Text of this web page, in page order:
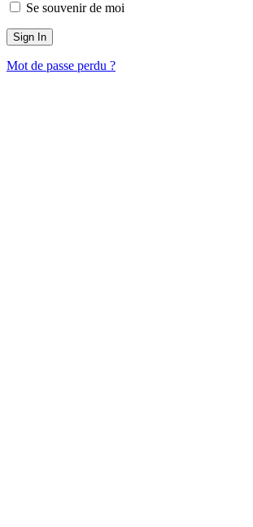
Se souvenir de moi
Mot de passe perdu ?